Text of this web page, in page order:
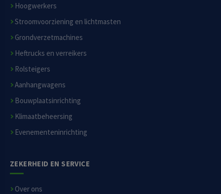
Hoogwerkers
Stroomvoorziening en lichtmasten
Grondverzetmachines
Heftrucks en verreikers
Rolsteigers
Aanhangwagens
Bouwplaatsinrichting
Klimaatbeheersing
Evenementeninrichting
ZEKERHEID EN SERVICE
Over ons